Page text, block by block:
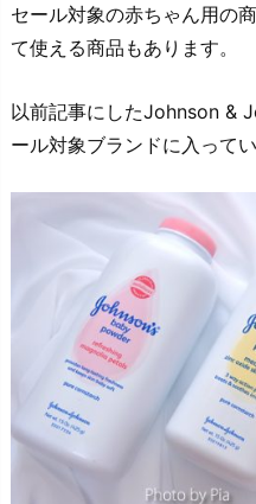
セール対象の赤ちゃん用の
て使える商品もあります。
以前記事にしたJohnson &
ール対象ブランドに入って